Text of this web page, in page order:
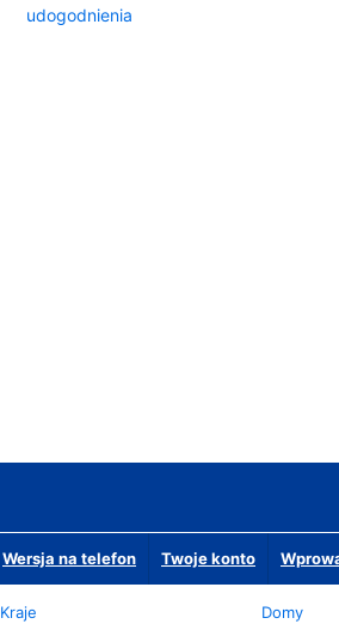
udogodnienia
Wersja na telefon Twoje konto
Kraje
Domy